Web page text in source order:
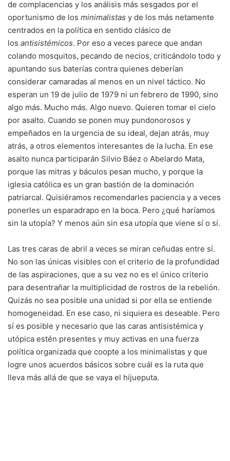
de complacencias y los análisis más sesgados por el
oportunismo de los minimalistas y de los más netamente
centrados en la política en sentido clásico de
los antisistémicos. Por eso a veces parece que andan
colando mosquitos, pecando de necios, criticándolo todo y
apuntando sus baterías contra quienes deberían
considerar camaradas al menos en un nivel táctico. No
esperan un 19 de julio de 1979 ni un febrero de 1990, sino
algo más. Mucho más. Algo nuevo. Quieren tomar el cielo
por asalto. Cuando se ponen muy pundonorosos y
empeñados en la urgencia de su ideal, dejan atrás, muy
atrás, a otros elementos interesantes de la lucha. En ese
asalto nunca participarán Silvio Báez o Abelardo Mata,
porque las mitras y báculos pesan mucho, y porque la
iglesia católica es un gran bastión de la dominación
patriarcal. Quisiéramos recomendarles paciencia y a veces
ponerles un esparadrapo en la boca. Pero ¿qué haríamos
sin la utopía? Y menos aún sin esa utopía que viene sí o sí.
Las tres caras de abril a veces se miran ceñudas entre sí.
No son las únicas visibles con el criterio de la profundidad
de las aspiraciones, que a su vez no es el único criterio
para desentrañar la multiplicidad de rostros de la rebelión.
Quizás no sea posible una unidad si por ella se entiende
homogeneidad. En ese caso, ni siquiera es deseable. Pero
sí es posible y necesario que las caras antisistémica y
utópica estén presentes y muy activas en una fuerza
política organizada que coopte a los minimalistas y que
logre unos acuerdos básicos sobre cuál es la ruta que
lleva más allá de que se vaya el hijueputa.